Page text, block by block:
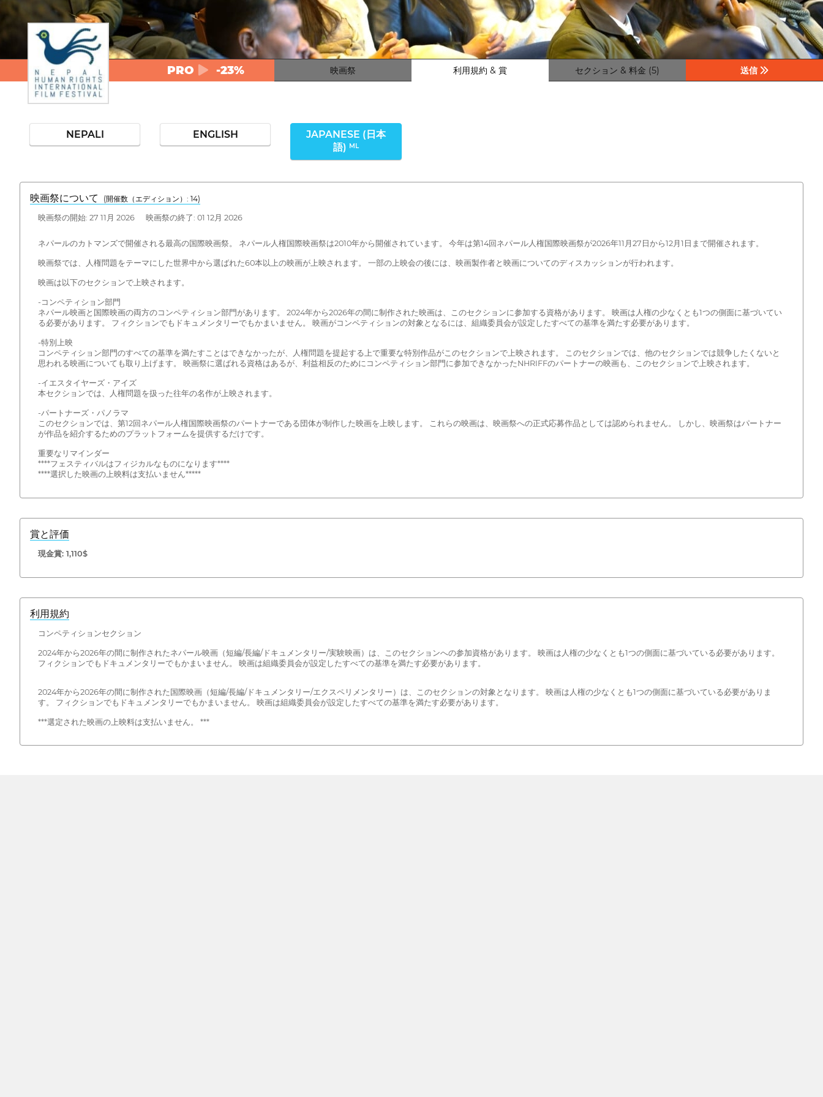
PRO -23% 映画祭 利用規約 & 賞 セクション & 料金 (5) 送信
NEPALI ENGLISH
JAPANESE (日本
語) ML
映画祭について (開催数（エディション）: 14)
映画祭の開始: 27 11月 2026 映画祭の終了: 01 12月 2026
ネパールのカトマンズで開催される最高の国際映画祭。 ネパール人権国際映画祭は2010年から開催されています。 今年は第14回ネパール人権国際映画祭が2026年11月27日から12月1日まで開催されます。
映画祭では、人権問題をテーマにした世界中から選ばれた60本以上の映画が上映されます。 一部の上映会の後には、映画製作者と映画についてのディスカッションが行われます。
映画は以下のセクションで上映されます。
-コンペティション部門
ネパール映画と国際映画の両方のコンペティション部門があります。 2024年から2026年の間に制作された映画は、このセクションに参加する資格があります。 映画は人権の少なくとも1つの側面に基づいてい
る必要があります。 フィクションでもドキュメンタリーでもかまいません。 映画がコンペティションの対象となるには、組織委員会が設定したすべての基準を満たす必要があります。
-特別上映
コンペティション部門のすべての基準を満たすことはできなかったが、人権問題を提起する上で重要な特別作品がこのセクションで上映されます。 このセクションでは、他のセクションでは競争したくないと
思われる映画についても取り上げます。 映画祭に選ばれる資格はあるが、利益相反のためにコンペティション部門に参加できなかったNHRIFFのパートナーの映画も、このセクションで上映されます。
-イエスタイヤーズ・アイズ
本セクションでは、人権問題を扱った往年の名作が上映されます。
-パートナーズ・パノラマ
このセクションでは、第12回ネパール人権国際映画祭のパートナーである団体が制作した映画を上映します。 これらの映画は、映画祭への正式応募作品としては認められません。 しかし、映画祭はパートナー
が作品を紹介するためのプラットフォームを提供するだけです。
重要なリマインダー
****フェスティバルはフィジカルなものになります****
****選択した映画の上映料は支払いません*****
賞と評価
現金賞: 1,110$
利用規約
コンペティションセクション
2024年から2026年の間に制作されたネパール映画（短編/長編/ドキュメンタリー/実験映画）は、このセクションへの参加資格があります。 映画は人権の少なくとも1つの側面に基づいている必要があります。
フィクションでもドキュメンタリーでもかまいません。 映画は組織委員会が設定したすべての基準を満たす必要があります。
2024年から2026年の間に制作された国際映画（短編/長編/ドキュメンタリー/エクスペリメンタリー）は、このセクションの対象となります。 映画は人権の少なくとも1つの側面に基づいている必要がありま
す。 フィクションでもドキュメンタリーでもかまいません。 映画は組織委員会が設定したすべての基準を満たす必要があります。
***選定された映画の上映料は支払いません。 ***